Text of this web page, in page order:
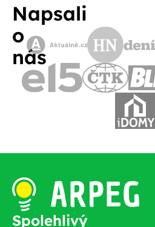
Napsali
o
nás
Spolehlivý